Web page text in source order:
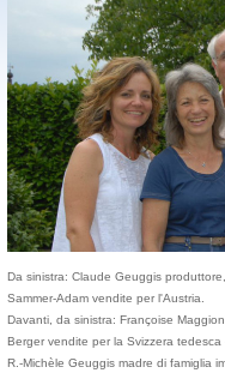
Da sinistra: Claude Geuggis
Sammer-Adam vendite per l'Austria.
Davanti, da sinistra: Françoise
Berger vendite per la Svizzera
R.-Michèle Geuggis madre di famiglia